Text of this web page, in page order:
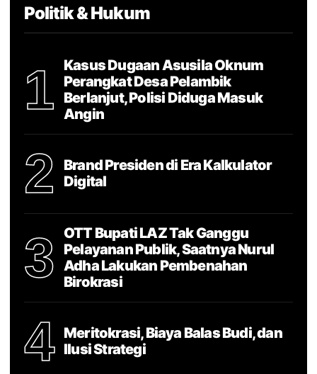
Politik & Hukum
1
Kasus Dugaan Asusila Oknum
Perangkat Desa Pelambik
Berlanjut, Polisi Diduga Masuk
Angin
2
Brand Presiden di Era Kalkulator
Digital
3
OTT Bupati LAZ Tak Ganggu
Pelayanan Publik, Saatnya Nurul
Adha Lakukan Pembenahan
Birokrasi
4
Meritokrasi, Biaya Balas Budi, dan
Ilusi Strategi